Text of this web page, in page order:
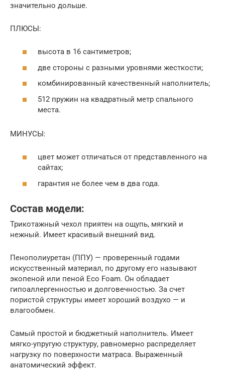
значительно дольше.
ПЛЮСЫ:
высота в 16 сантиметров;
две стороны с разными уровнями жесткости;
комбинированный качественный наполнитель;
512 пружин на квадратный метр спального
места.
МИНУСЫ:
цвет может отличаться от представленного на
сайтах;
гарантия не более чем в два года.
Состав модели:
Трикотажный чехол приятен на ощупь, мягкий и
нежный. Имеет красивый внешний вид.
Пенополиуретан (ППУ) — проверенный годами
искусственный материал, по другому его называют
экопеной или пеной Eco Foam. Он обладает
гипоаллергенностью и долговечностью. За счет
пористой структуры имеет хороший воздухо — и
влагообмен.
Самый простой и бюджетный наполнитель. Имеет
мягко-упругую структуру, равномерно распределяет
нагрузку по поверхности матраса. Выраженный
анатомический эффект.